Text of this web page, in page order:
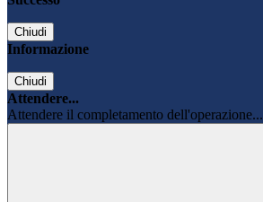
Chiudi
Informazione
Chiudi
Attendere...
Attendere il completamento dell'operazione...